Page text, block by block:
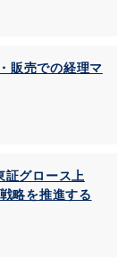
販売での経理マ
グロース上
略を推進する